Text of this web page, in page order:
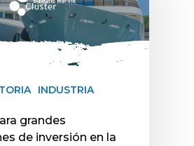
INDUSTRIA
grandes
de inversión en la